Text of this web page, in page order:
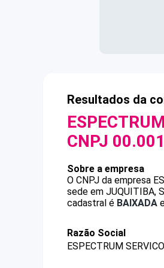
Resultados da
CNPJ
Sobre a empresa
O CNPJ da empresa
sede em JUQUITIBA,
cadastral é BAIXADA
Razão Social
ESPECTRUM